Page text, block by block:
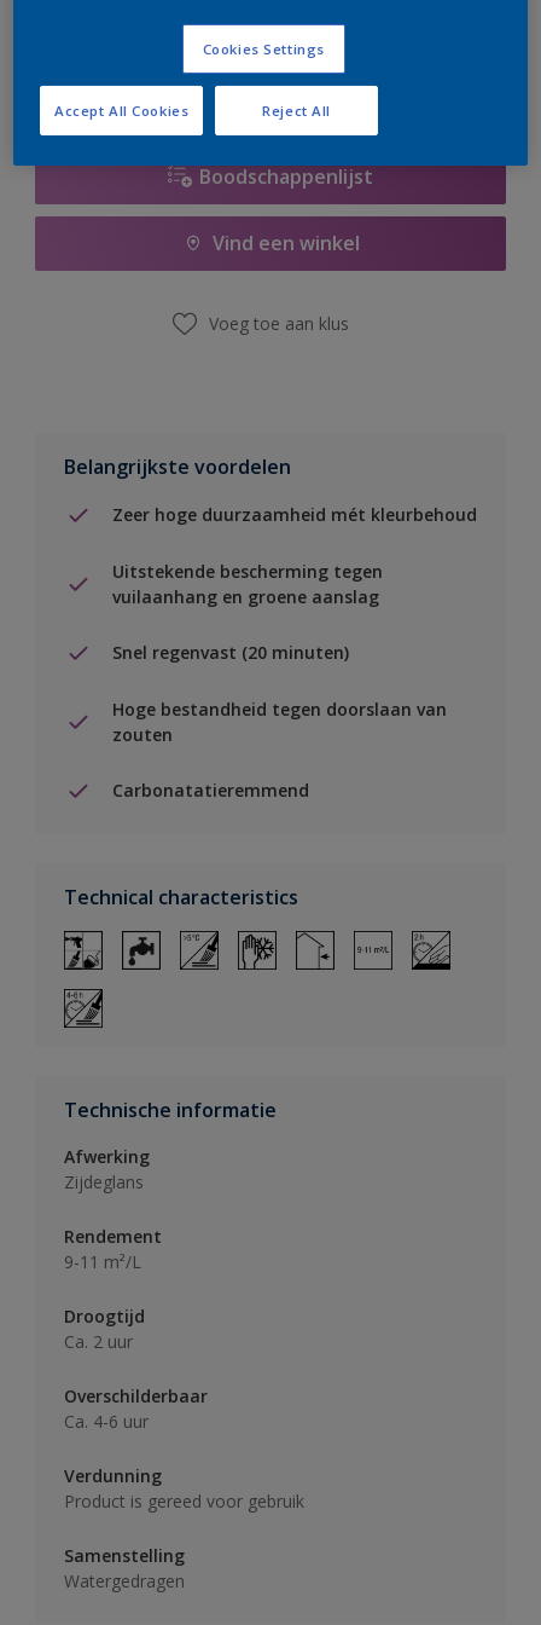
er hard aan om de voorraad aan te vullen.
Boodschappenlijst
Vind een winkel
Voeg toe aan klus
Belangrijkste voordelen
Zeer hoge duurzaamheid mét kleurbehoud
Uitstekende bescherming tegen
vuilaanhang en groene aanslag
Snel regenvast (20 minuten)
Hoge bestandheid tegen doorslaan van
zouten
Carbonatatieremmend
Technical characteristics
Technische informatie
Afwerking
Zijdeglans
Rendement
9-11 m²/L
Droogtijd
Ca. 2 uur
Overschilderbaar
Ca. 4-6 uur
Verdunning
Product is gereed voor gebruik
Samenstelling
Watergedragen
Cookies Settings
Reject All
Accept All Cookies